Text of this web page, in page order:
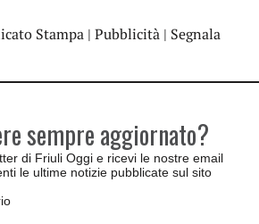
Stampa | Pubblicità | Segnala
sempre aggiornato?
di Friuli Oggi e ricevi le nostre email
le ultime notizie pubblicate sul sito